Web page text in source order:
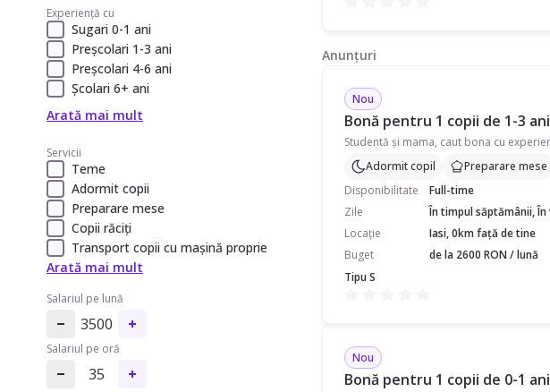
Experiență cu
Sugari 0-1 ani
Preșcolari 1-3 ani
Preșcolari 4-6 ani
Școlari 6+ ani
Arată mai mult
Servicii
Teme
Adormit copii
Preparare mese
Copii răciți
Transport copii cu mașină proprie
Arată mai mult
Salariul pe lună
3500
Salariul pe oră
35
Anunțuri
Nou
Bonă pentru 1 copii de 1-3
Adormit copil
Preparare mese
Disponibilitate
Full-time
Zile
În timpul săptămânii, În
Locație
Iasi, 0km față de tine
Buget
de la 2600 RON / lună
Tipu S
Nou
Bonă pentru 1 copii de 0-1